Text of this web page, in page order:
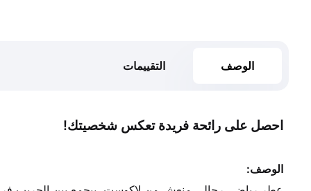
الوصف التقييمات
احصل على رائحة فريدة تعكس شخصيتك!
الوصف: